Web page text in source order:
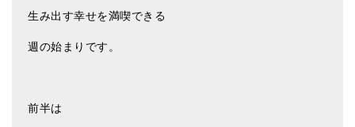
生み出す幸せを満喫できる
週の始まりです。
前半は